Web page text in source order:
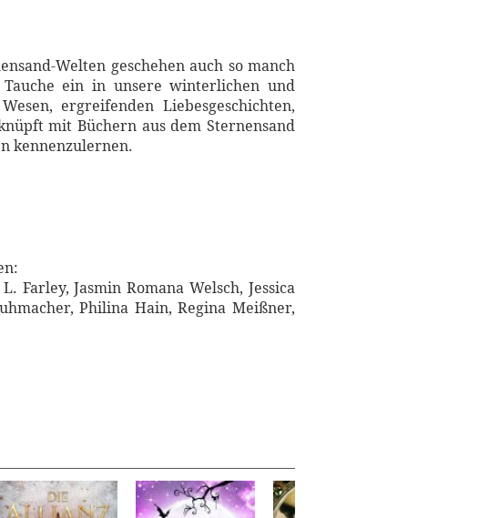
Welten geschehen auch so manch
Tauche ein in unsere winterlichen und
ergreifenden Liebesgeschichten,
mit Büchern aus dem Sternensand
kennenzulernen.
Farley, Jasmin Romana Welsch, Jessica
Philina Hain, Regina Meißner,